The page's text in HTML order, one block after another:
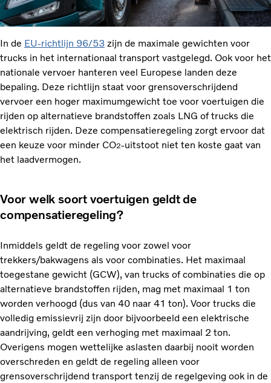
In de EU-richtlijn 96/53 zijn de maximale gewichten voor
trucks in het internationaal transport vastgelegd. Ook voor het
nationale vervoer hanteren veel Europese landen deze
bepaling. Deze richtlijn staat voor grensoverschrijdend
vervoer een hoger maximumgewicht toe voor voertuigen die
rijden op alternatieve brandstoffen zoals LNG of trucks die
elektrisch rijden. Deze compensatieregeling zorgt ervoor dat
een keuze voor minder CO2-uitstoot niet ten koste gaat van
het laadvermogen.
Voor welk soort voertuigen geldt de
compensatieregeling?
Inmiddels geldt de regeling voor zowel voor
trekkers/bakwagens als voor combinaties. Het maximaal
toegestane gewicht (GCW), van trucks of combinaties die op
alternatieve brandstoffen rijden, mag met maximaal 1 ton
worden verhoogd (dus van 40 naar 41 ton). Voor trucks die
volledig emissievrij zijn door bijvoorbeeld een elektrische
aandrijving, geldt een verhoging met maximaal 2 ton.
Overigens mogen wettelijke aslasten daarbij nooit worden
overschreden en geldt de regeling alleen voor
grensoverschrijdend transport tenzij de regelgeving ook in de